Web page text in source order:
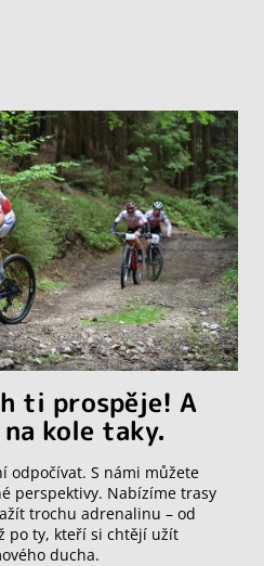
ti prospěje! A
kole taky.
odpočívat. S námi můžete
perspektivy. Nabízíme trasy
trochu adrenalinu – od
po ty, kteří si chtějí užít
ducha.